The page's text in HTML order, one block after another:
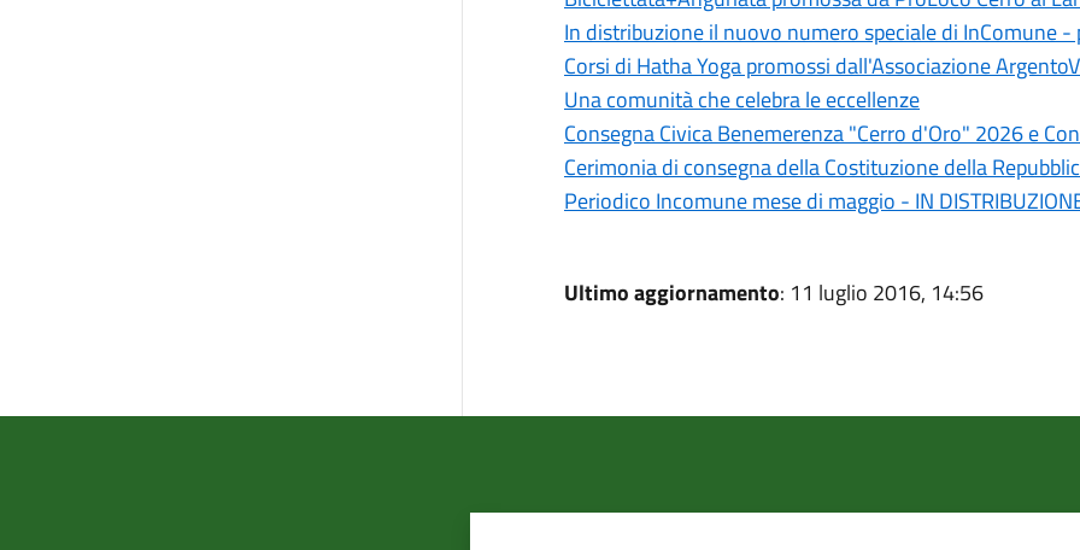
In distribuzione il nuovo numero speciale di InComune
Corsi di Hatha Yoga promossi dall'Associazione
Una comunità che celebra le eccellenze
Consegna Civica Benemerenza "Cerro d'Oro" 2026 e
Cerimonia di consegna della Costituzione della
Periodico Incomune mese di maggio - IN
Ultimo aggiornamento: 11 luglio 2016, 14:56